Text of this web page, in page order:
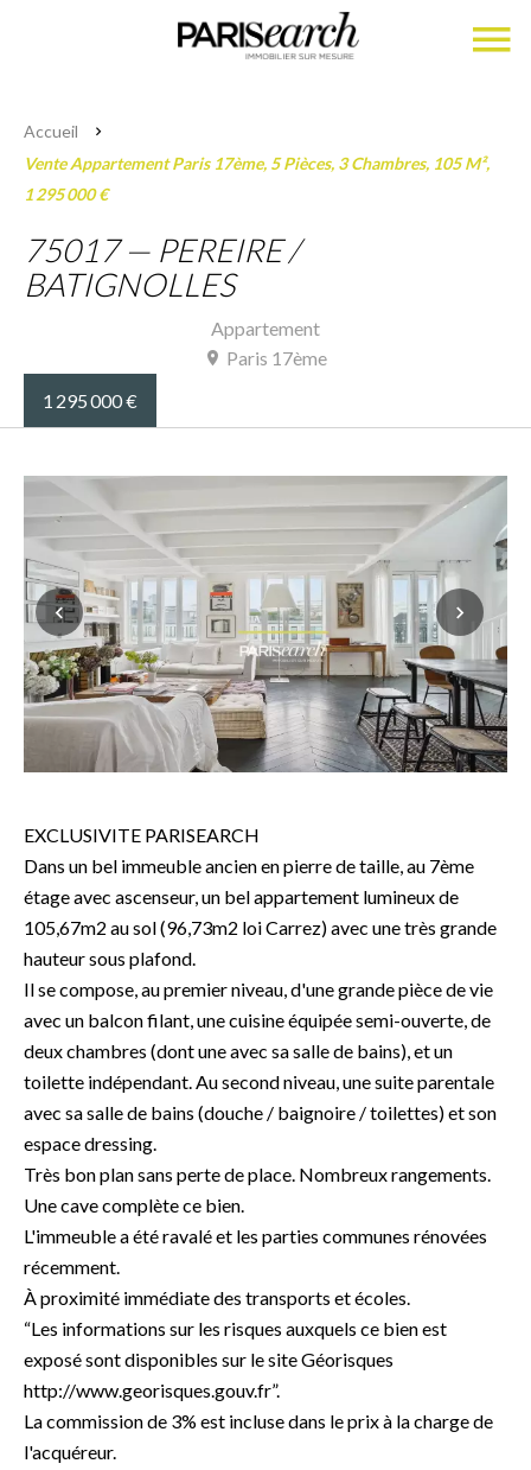
Accueil
Vente Appartement Paris 17ème, 5 Pièces, 3 Chambres, 105 M²,
1 295 000 €
75017 — PEREIRE /
BATIGNOLLES
Appartement
Paris 17ème
1 295 000 €
EXCLUSIVITE PARISEARCH
Dans un bel immeuble ancien en pierre de taille, au 7ème
étage avec ascenseur, un bel appartement lumineux de
105,67m2 au sol (96,73m2 loi Carrez) avec une très grande
hauteur sous plafond.
Il se compose, au premier niveau, d'une grande pièce de vie
avec un balcon filant, une cuisine équipée semi-ouverte, de
deux chambres (dont une avec sa salle de bains), et un
toilette indépendant. Au second niveau, une suite parentale
avec sa salle de bains (douche / baignoire / toilettes) et son
espace dressing.
Très bon plan sans perte de place. Nombreux rangements.
Une cave complète ce bien.
L'immeuble a été ravalé et les parties communes rénovées
récemment.
À proximité immédiate des transports et écoles.
“Les informations sur les risques auxquels ce bien est
exposé sont disponibles sur le site Géorisques
http://www.georisques.gouv.fr”.
La commission de 3% est incluse dans le prix à la charge de
l'acquéreur.